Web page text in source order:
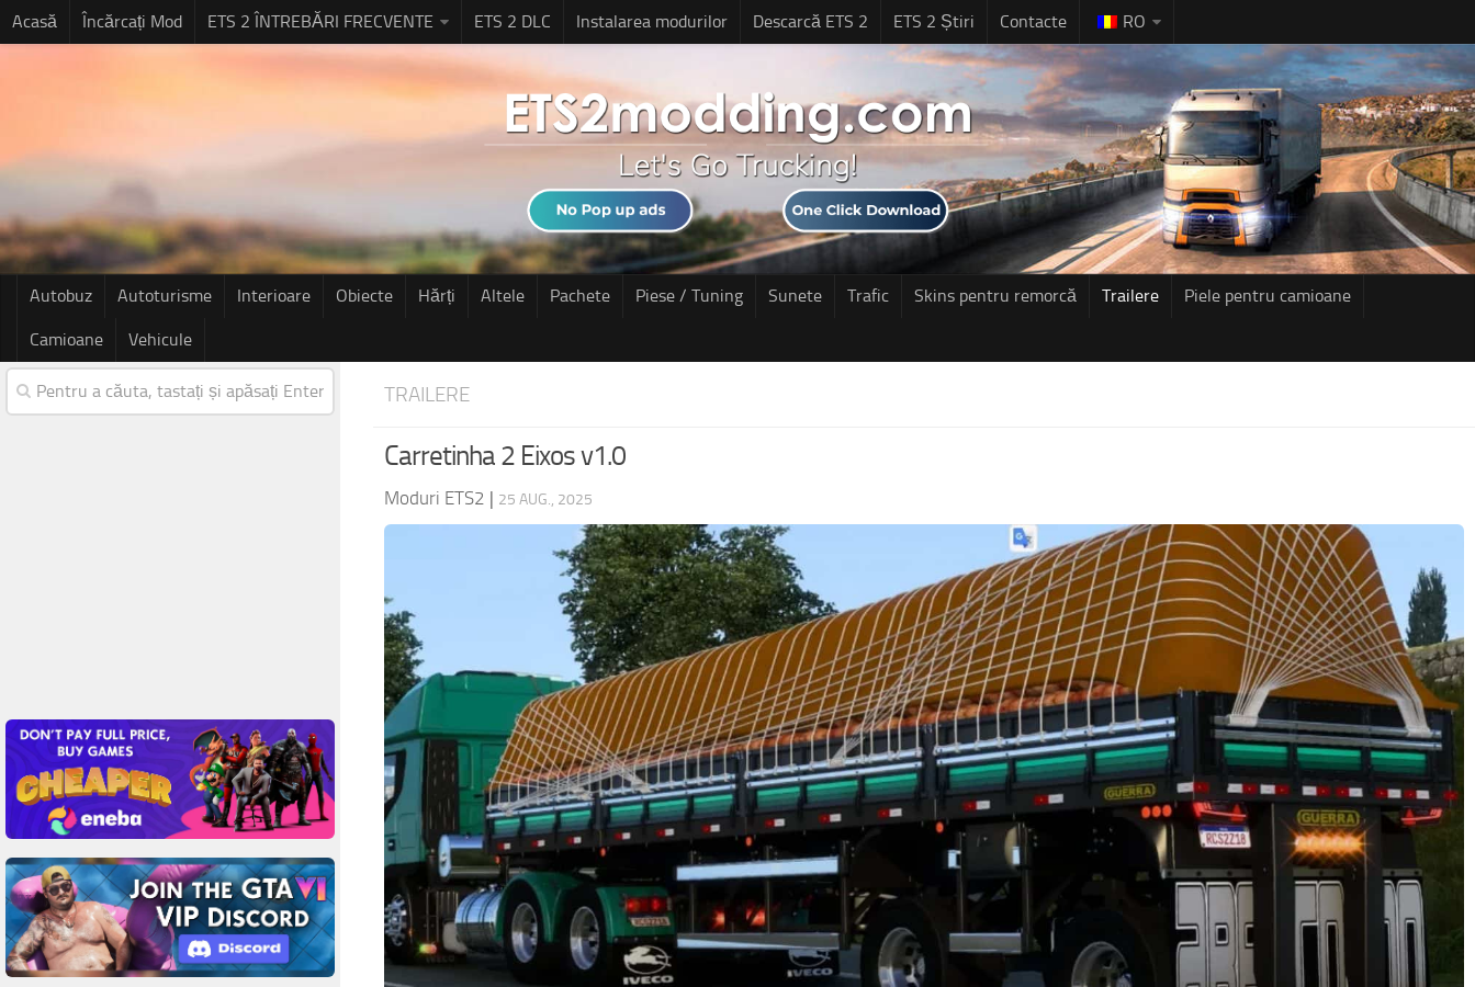
Acasă Încărcați Mod ETS 2 ÎNTREBĂRI FRECVENTE ETS 2 DLC Instalarea modurilor Descarcă ETS 2 ETS 2 Știri Contacte RO
Autobuz Autoturisme Interioare Obiecte Hărți Altele Pachete Piese / Tuning Sunete Trafic Skins pentru remorcă Trailere Piele pentru camioane
Camioane Vehicule
TRAILERE
Carretinha 2 Eixos v1.0
Moduri ETS2 | 25 AUG., 2025